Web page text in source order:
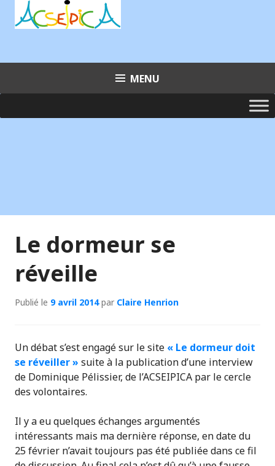
MENU
Le dormeur se
réveille
Publié le 9 avril 2014par Claire Henrion
Un débat s’est engagé sur le site « Le dormeur doit
se réveiller » suite à la publication d’une interview
de Dominique Pélissier, de l’ACSEIPICA par le cercle
des volontaires.
Il y a eu quelques échanges argumentés
intéressants mais ma dernière réponse, en date du
25 février n’avait toujours pas été publiée dans ce fil